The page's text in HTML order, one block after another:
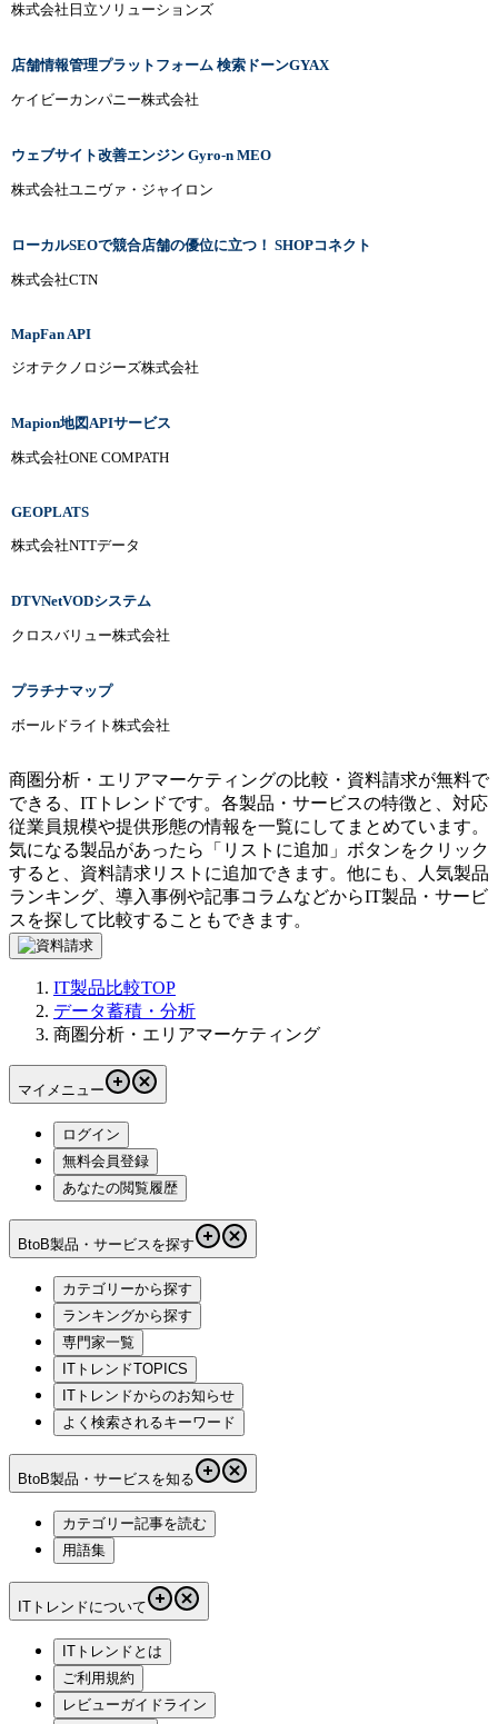
株式会社日立ソリューションズ
店舗情報管理プラットフォーム 検索ドーンGYAX
ケイビーカンパニー株式会社
ウェブサイト改善エンジン Gyro-n MEO
株式会社ユニヴァ・ジャイロン
ローカルSEOで競合店舗の優位に立つ！ SHOPコネクト
株式会社CTN
MapFan API
ジオテクノロジーズ株式会社
Mapion地図APIサービス
株式会社ONE COMPATH
GEOPLATS
株式会社NTTデータ
DTVNetVODシステム
クロスバリュー株式会社
プラチナマップ
ボールドライト株式会社
商圏分析・エリアマーケティングの比較・資料請求が無料で
できる、ITトレンドです。各製品・サービスの特徴と、対応
従業員規模や提供形態の情報を一覧にしてまとめています。
気になる製品があったら「リストに追加」ボタンをクリック
すると、資料請求リストに追加できます。他にも、人気製品
ランキング、導入事例や記事コラムなどからIT製品・サービ
スを探して比較することもできます。
IT製品比較TOP
データ蓄積・分析
商圏分析・エリアマーケティング
マイメニュー
ログイン
無料会員登録
あなたの閲覧履歴
BtoB製品・サービスを探す
カテゴリーから探す
ランキングから探す
専門家一覧
ITトレンドTOPICS
ITトレンドからのお知らせ
よく検索されるキーワード
BtoB製品・サービスを知る
カテゴリー記事を読む
用語集
ITトレンドについて
ITトレンドとは
ご利用規約
レビューガイドライン